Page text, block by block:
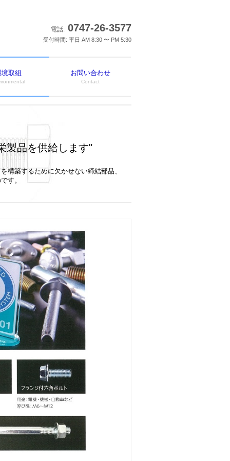
電話: 0747-26-3577
受付時間: 平日 AM 8:30 〜 PM 5:30
境取組 お問い合わせ
Contact
製品を供給します"
構築するために欠かせない締結部品、
す。